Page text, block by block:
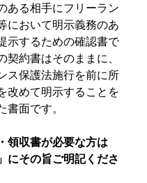
ある相手にフリーラン
において明示義務のあ
示するための確認書で
契約書はそのままに、
ス保護法施行を前に所
改めて明示することを
書面です。
領収書が必要な方は
にその旨ご明記くださ